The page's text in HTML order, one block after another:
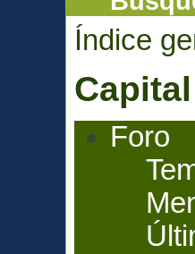
Índice
Foro